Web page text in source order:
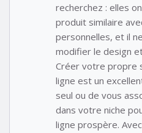
recherchez : elles
produit similaire
personnelles, et il
modifier le design
Créer votre propre
ligne est un
seul ou de vous
dans votre niche
ligne prospère.